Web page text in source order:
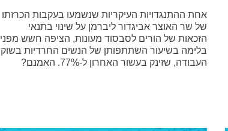
אחת ההתנגדויות העיקריות שנשמעו בעקבות הכרזתו
של שר האוצר אביגדור ליברמן על שינוי בתנאי
הזכאות של הורים לסבסוד מעונות, הציפה חשש מפני
בלימה בשיעור השתתפותן של הנשים החרדיות בשוק
העבודה, שזינק בעשור האחרון ל-77%. האמנם?